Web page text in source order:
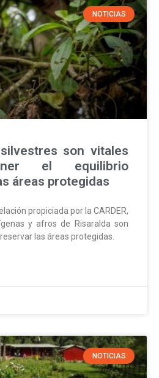
NOTICIAS
son vitales
el equilibrio
áreas protegidas
propiciada por la CARDER,
y afros de Risaralda son
las áreas protegidas.
NOTICIAS